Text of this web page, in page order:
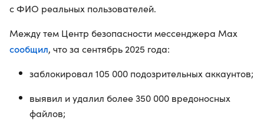
с ФИО реальных пользователей.
Между тем Центр безопасности мессенджера Max
сообщил, что за сентябрь 2025 года:
заблокировал 105 000 подозрительных аккаунтов;
выявил и удалил более 350 000 вредоносных
файлов;